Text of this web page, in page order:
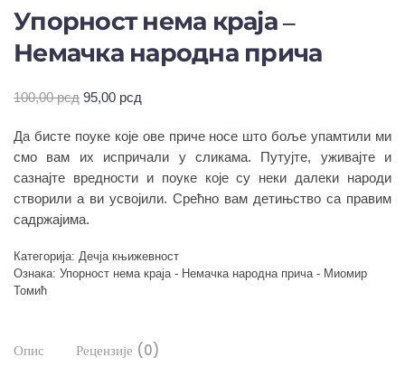
Упорност нема краја –
Немачка народна прича
100,00рсд Оригинална
је
била:
100,00 рсд.
95,00 рсд
је:
95,00 рсд.
Да бисте поуке које ове приче носе што боље упамтили ми
смо вам их испричали у сликама. Путујте, уживајте и
сазнајте вредности и поуке које су неки далеки народи
створили а ви усвојили. Срећно вам детињство са правим
садржајима.
Категорија: Дечја књижевност
Ознака: Упорност нема краја - Немачка народна прича - Миомир
Томић
Опис Рецензије (0)